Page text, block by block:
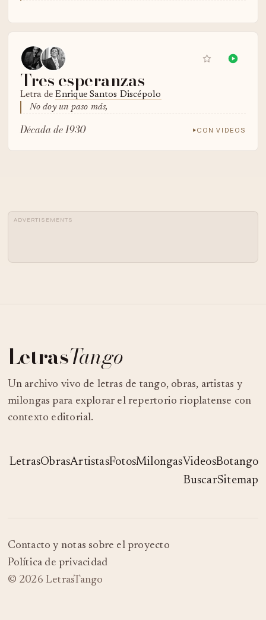
Tres esperanzas
Letra deEnrique Santos Discépolo
No doy un paso más,
Década de 1930 CON VIDEOS
ADVERTISEMENTS
LetrasTango
Un archivo vivo de letras de tango, obras, artistas y
milongas para explorar el repertorio rioplatense con
contexto editorial.
LetrasObrasArtistasFotosMilongasVideosBotango
BuscarSitemap
Contacto y notas sobre el proyecto
Política de privacidad
© 2026 LetrasTango